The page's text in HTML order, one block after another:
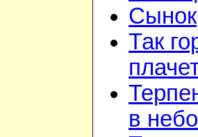
Сынок
Так
в небо